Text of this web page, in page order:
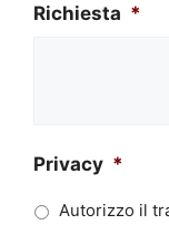
Richiesta *
Privacy *
Autorizzo il